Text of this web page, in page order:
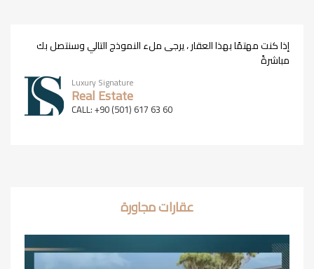
إذا كنت مهتمًا بهذا العقار ، يرجى ملء النموذج التالي وسنتصل بك
مباشرةً
Luxury Signature
Real Estate
CALL: +90 (501) 617 63 60
عقارات مجاورة